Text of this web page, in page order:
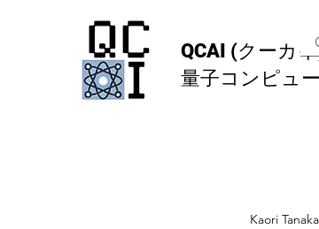
QCAI (クーカ
量子コンピュ
Kaori